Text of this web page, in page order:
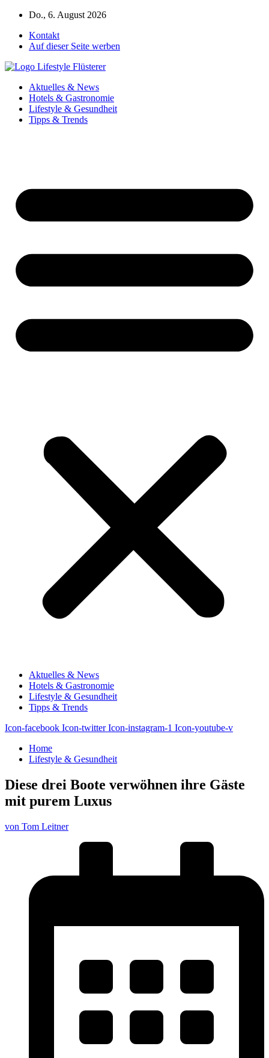
Zum
springen
Do., 6. August 2026
Kontakt
Auf dieser Seite werben
Aktuelles & News
Hotels & Gastronomie
Lifestyle & Gesundheit
Tipps & Trends
Aktuelles & News
Hotels & Gastronomie
Lifestyle & Gesundheit
Tipps & Trends
Icon-facebook Icon-twitter Icon-instagram-1 Icon-youtube-v
Home
Lifestyle & Gesundheit
Diese drei Boote verwöhnen ihre Gäste
mit purem Luxus
von Tom Leitner